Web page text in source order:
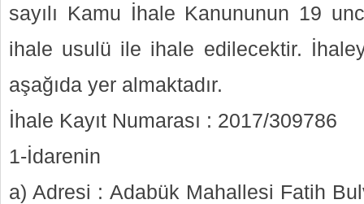
sayılı Kamu İhale Kanununun 19
ihale usulü ile ihale edilecektir.
aşağıda yer almaktadır.
İhale Kayıt Numarası : 2017/309786
1-İdarenin
a) Adresi : Adabük Mahallesi Fatih